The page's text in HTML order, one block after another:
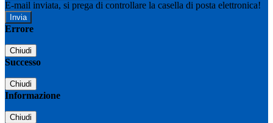
E-mail inviata, si prega di controllare la casella di posta elettronica!
Errore
Chiudi
Successo
Chiudi
Informazione
Chiudi